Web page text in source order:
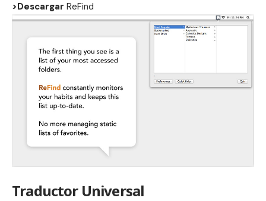
>Descargar ReFind
Traductor Universal